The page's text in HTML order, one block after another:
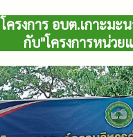
โครงการ อบต.เกาะมะ
กับ"โครงการหน่วย